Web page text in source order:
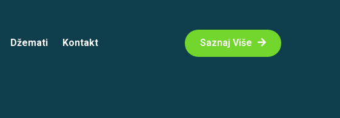
Džemati Kontakt Saznaj Više